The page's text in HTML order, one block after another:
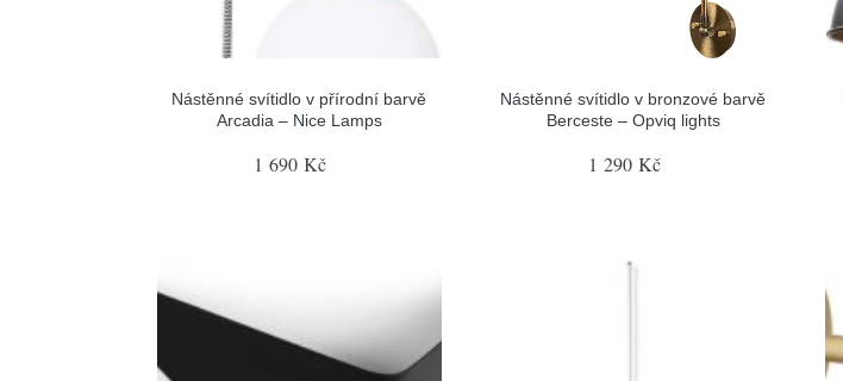
Nástěnné svítidlo v přírodní barvě
Arcadia – Nice Lamps
1 690 Kč
Nástěnné svítidlo v bronzové barvě
Berceste – Opviq lights
1 290 Kč